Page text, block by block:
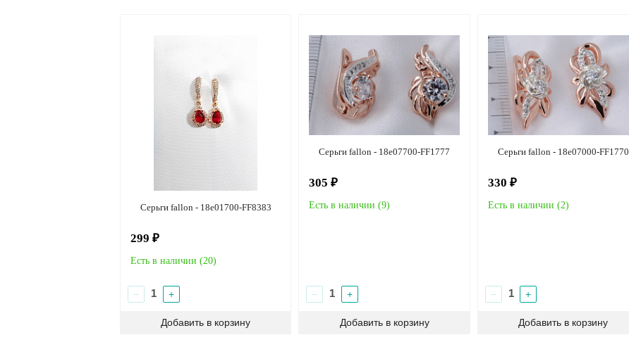
Серьги fallon - 18e01700-FF8383
299 ₽
Есть в наличии (20)
− +
Серьги fallon - 18e07700-FF1777
305 ₽
Есть в наличии (9)
− +
Серьги fallon - 18e07000-FF1770
330 ₽
Есть в наличии (2)
− +